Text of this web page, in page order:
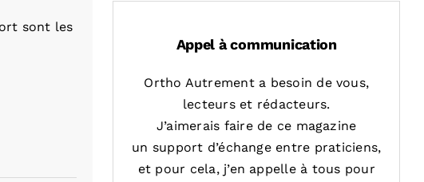
sont les
Appel à communication
Ortho Autrement a besoin de vous,
lecteurs et rédacteurs.
J’aimerais faire de ce magazine
un support d’échange entre praticiens,
et pour cela, j’en appelle à tous pour